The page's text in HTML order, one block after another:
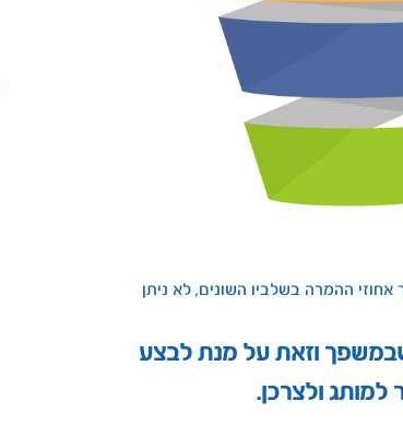
ההמרה בשלביו השונים, לא ניתן
שבמשפך וזאת על מנת לבצע
למותג ולצרכן.